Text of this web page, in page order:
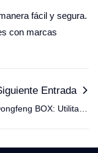
fácil y segura.
con marcas
Entrada
BOX: Utilitario